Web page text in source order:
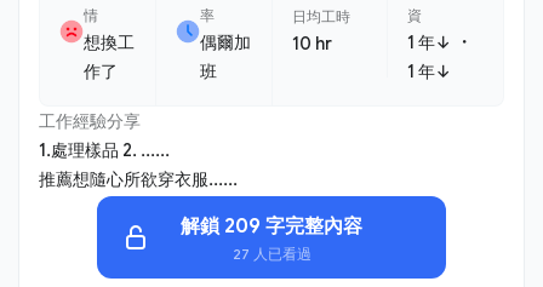
情
想換工
作了
率
偶爾加
班
日均工時
10 hr
資
1 年↓ ・
1 年↓
工作經驗分享
1.處理樣品 2. ......
推薦想隨心所欲穿衣服......
解鎖 209 字完整內容
27 人已看過